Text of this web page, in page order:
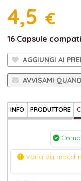
4,5 €
16 Capsule
AGGIUNGI AI
AVVISAMI
INFO PRODUTTORE
Varia da